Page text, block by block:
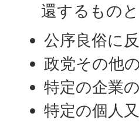
還するものと
公序良俗に
政党その他
特定の企業
特定の個人